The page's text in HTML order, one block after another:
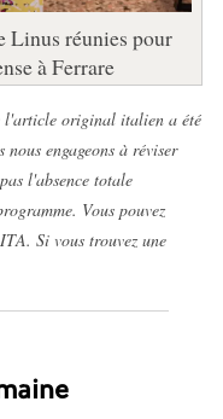
Linus réunies pour
à Ferrare
l'article original italien a été
engageons à réviser
l'absence totale
Vous pouvez
Si vous trouvez une